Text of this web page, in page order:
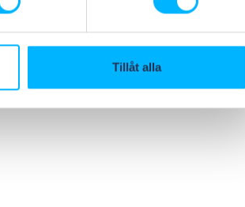
Tillåt alla